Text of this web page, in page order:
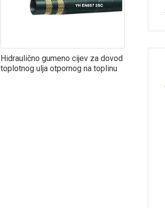
Hidraulično gumeno cijev za dovod
toplotnog ulja otpornog na toplinu